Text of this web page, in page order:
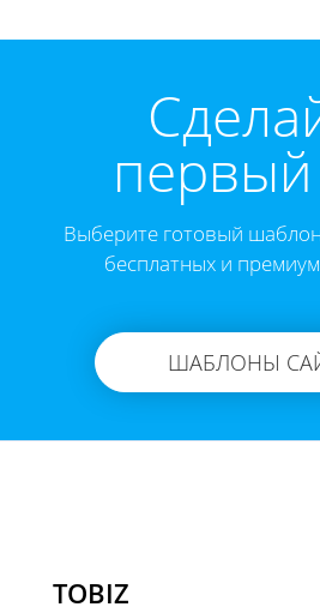
Выберите готовый
бесплатных и
ШАБЛОНЫ
TOBIZ